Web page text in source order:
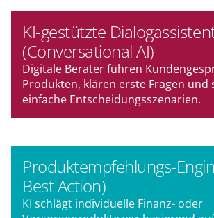
KI-gestützte
(Conversational AI)
Digitale Berater führen
Produkten, klären erste Fragen und
einfache Entscheidungsszenarien.
Produktempfehlungs-
Best Action)
KI schlägt individuelle Finanz- oder